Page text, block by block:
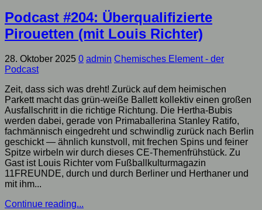
Podcast #204: Überqualifizierte
Pirouetten (mit Louis Richter)
28. Oktober 2025 0 admin Chemisches Element - der
Podcast
Zeit, dass sich was dreht! Zurück auf dem heimischen
Parkett macht das grün-weiße Ballett kollektiv einen großen
Ausfallschritt in die richtige Richtung. Die Hertha-Bubis
werden dabei, gerade von Primaballerina Stanley Ratifo,
fachmännisch eingedreht und schwindlig zurück nach Berlin
geschickt — ähnlich kunstvoll, mit frechen Spins und feiner
Spitze wirbeln wir durch dieses CE-Themenfrühstück. Zu
Gast ist Louis Richter vom Fußballkulturmagazin
11FREUNDE, durch und durch Berliner und Herthaner und
mit ihm...
Continue reading...